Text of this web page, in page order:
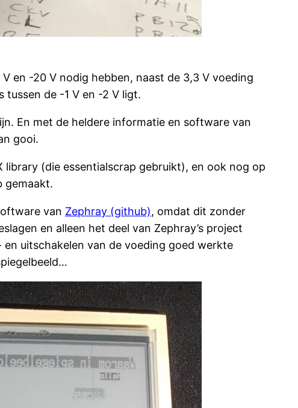
en -20 V nodig hebben, naast de 3,3 V voeding
tussen de -1 V en -2 V ligt.
En met de heldere informatie en software van
gooi.
(die essentialscrap gebruikt), en ook nog op
gemaakt.
van Zephray (github), omdat dit zonder
en alleen het deel van Zephray’s project
uitschakelen van de voeding goed werkte